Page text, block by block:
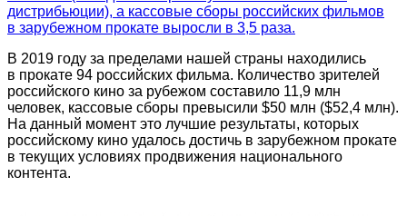
дистрибьюции), а кассовые сборы российских фильмов
в зарубежном прокате выросли в 3,5 раза.
В 2019 году за пределами нашей страны находились
в прокате 94 российских фильма. Количество зрителей
российского кино за рубежом составило 11,9 млн
человек, кассовые сборы превысили $50 млн ($52,4 млн).
На данный момент это лучшие результаты, которых
российскому кино удалось достичь в зарубежном прокате
в текущих условиях продвижения национального
контента.